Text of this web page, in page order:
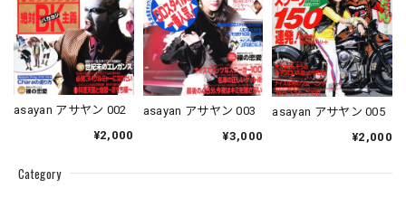
Category
asayan アサヤン 002
¥2,000
asayan アサヤン 003
¥3,000
asayan アサヤン 005
¥2,000